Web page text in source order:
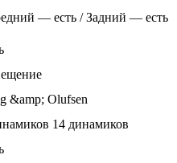
— есть / Задний — есть
&amp; Olufsen
14 динамиков